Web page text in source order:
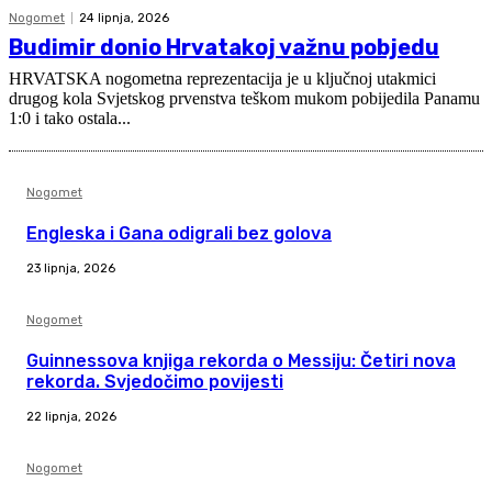
Nogomet 24 lipnja, 2026
Budimir donio Hrvatakoj važnu pobjedu
HRVATSKA nogometna reprezentacija je u ključnoj utakmici
drugog kola Svjetskog prvenstva teškom mukom pobijedila Panamu
1:0 i tako ostala...
Nogomet
Engleska i Gana odigrali bez golova
23 lipnja, 2026
Nogomet
Guinnessova knjiga rekorda o Messiju: Četiri nova
rekorda. Svjedočimo povijesti
22 lipnja, 2026
Nogomet